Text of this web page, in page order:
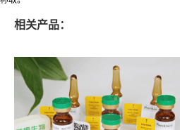
相关产品：